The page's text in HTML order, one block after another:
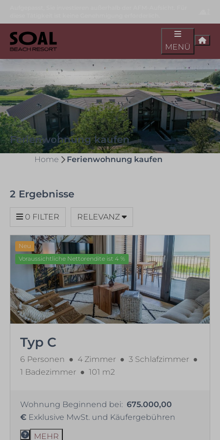
MENÜ
Ferienwohnung kaufen
Home Ferienwohnung kaufen
2 Ergebnisse
0 FILTER RELEVANZ
Neu
Voraussichtliche Nettorendite ist 4 %
Typ C
6 Personen ● 4 Zimmer ● 3 Schlafzimmer ●
1 Badezimmer ● 101 m2
Wohnung Beginnend bei: 675.000,00
€ Exklusive MwSt. und Käufergebühren
MEHR